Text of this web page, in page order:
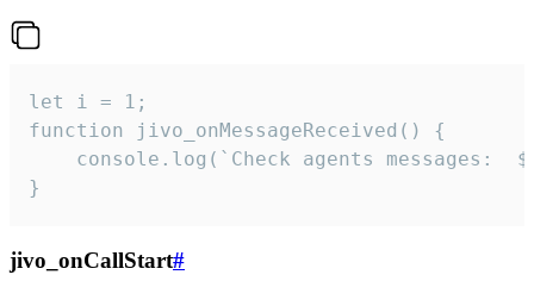
let i = 1;
function jivo_onMessageReceived() {
}
jivo_onCallStart#